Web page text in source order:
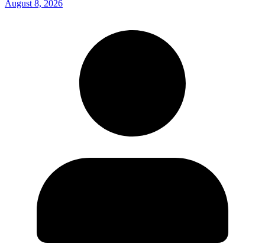
August 8, 2026